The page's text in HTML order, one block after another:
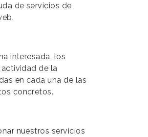
de servicios de
interesada, los
de la
en cada una de las
concretos.
nuestros servicios